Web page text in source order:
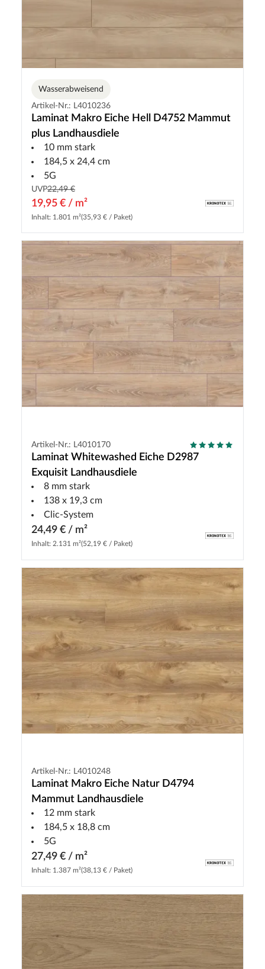
Wasserabweisend
Artikel-Nr.: L4010236
Laminat Makro Eiche Hell D4752 Mammut
plus Landhausdiele
10 mm stark
184,5 x 24,4 cm
5G
UVP22,49 €
19,95 € / m²
Inhalt: 1.801 m²(35,93 € / Paket)
Artikel-Nr.: L4010170
Laminat Whitewashed Eiche D2987
Exquisit Landhausdiele
8 mm stark
138 x 19,3 cm
Clic-System
24,49 € / m²
Inhalt: 2.131 m²(52,19 € / Paket)
Artikel-Nr.: L4010248
Laminat Makro Eiche Natur D4794
Mammut Landhausdiele
12 mm stark
184,5 x 18,8 cm
5G
27,49 € / m²
Inhalt: 1.387 m²(38,13 € / Paket)